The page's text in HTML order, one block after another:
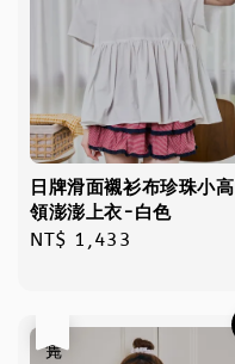
日牌滑面襯衫布珍珠小高
領澎澎上衣-白色
Regular
NT$ 1,433